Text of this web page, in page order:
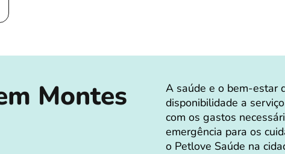
Montes
A saúde e o bem-estar
disponibilidade a
com os gastos
emergência para os
o Petlove Saúde na